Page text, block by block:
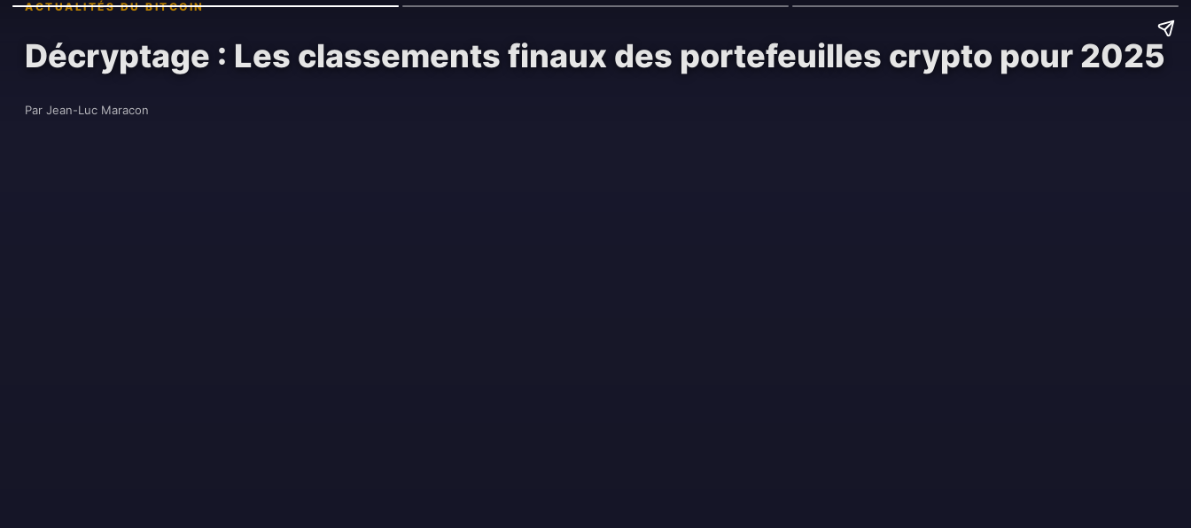
ACTUALITÉS DU BITCOIN
Décryptage : Les classements finaux des portefeuilles crypto pour 2025
Par Jean-Luc Maracon